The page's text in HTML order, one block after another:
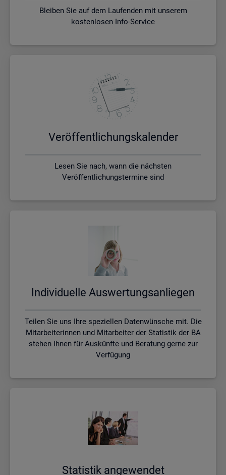
Bleiben Sie auf dem Laufenden mit unserem
kostenlosen Info-Service
Ver­öf­fent­li­chungs­ka­len­der
Lesen Sie nach, wann die nächsten
Veröffentlichungstermine sind
In­di­vi­du­el­le Aus­wer­tungs­an­lie­gen
Teilen Sie uns Ihre speziellen Datenwünsche mit. Die
Mitarbeiterinnen und Mitarbeiter der Statistik der BA
stehen Ihnen für Auskünfte und Beratung gerne zur
Verfügung
Sta­tis­tik an­ge­wen­det